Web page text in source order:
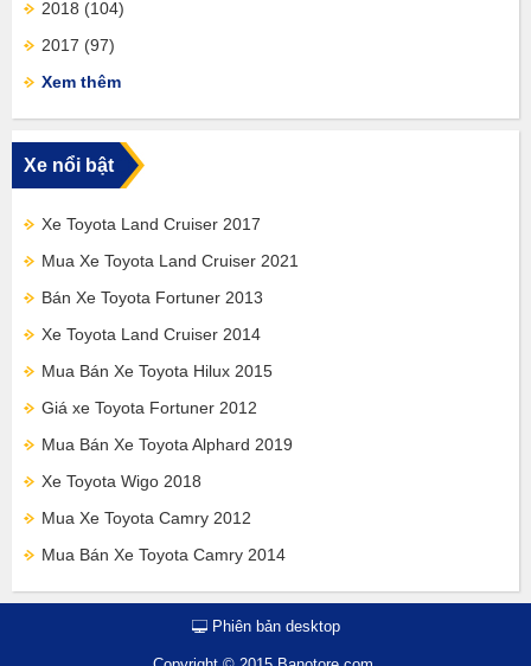
2018 (104)
2017 (97)
Xem thêm
Xe nổi bật
Xe Toyota Land Cruiser 2017
Mua Xe Toyota Land Cruiser 2021
Bán Xe Toyota Fortuner 2013
Xe Toyota Land Cruiser 2014
Mua Bán Xe Toyota Hilux 2015
Giá xe Toyota Fortuner 2012
Mua Bán Xe Toyota Alphard 2019
Xe Toyota Wigo 2018
Mua Xe Toyota Camry 2012
Mua Bán Xe Toyota Camry 2014
Phiên bản desktop